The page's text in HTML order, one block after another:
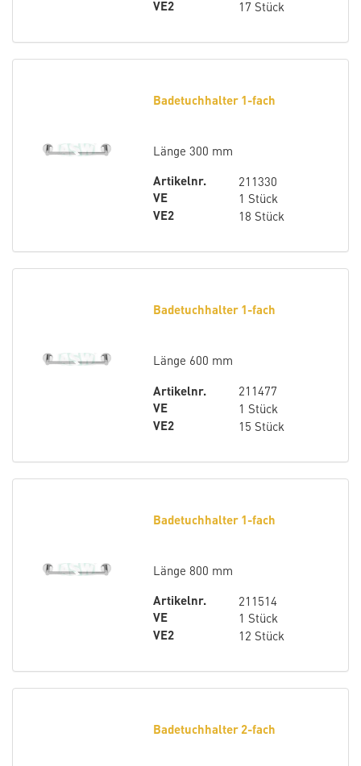
VE2 17 Stück
Badetuchhalter 1-fach
Länge 300 mm
Artikelnr.
211330
VE
1 Stück
VE2
18 Stück
Badetuchhalter 1-fach
Länge 600 mm
Artikelnr.
211477
VE
1 Stück
VE2
15 Stück
Badetuchhalter 1-fach
Länge 800 mm
Artikelnr.
211514
VE
1 Stück
VE2
12 Stück
Badetuchhalter 2-fach